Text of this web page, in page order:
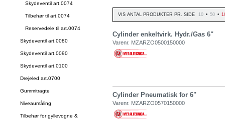
Skydeventil art.0074
Tilbehør til art.0074
Reservedele til art.0074
Skydeventil art.0080
Skydeventil art.0090
Skydeventil art.0100
Drejeled art.0700
Gummitragte
Niveaumåling
Tilbehør for gyllevogne &
VIS ANTAL PRODUKTER PR. SIDE 10 • 50 •
Cylinder enkeltvirk. Hydr./Gas 6"
Varenr. MZARZO0500150000
Cylinder Pneumatisk for 6"
Varenr. MZARZO0570150000